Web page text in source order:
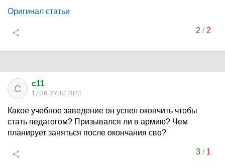
Оригинал статьи
2 / 2
C c11
17:36, 27.10.2024
Какое учебное заведение он успел окончить чтобы
стать педагогом? Призывался ли в армию? Чем
планирует заняться после окончания сво?
3/ 1